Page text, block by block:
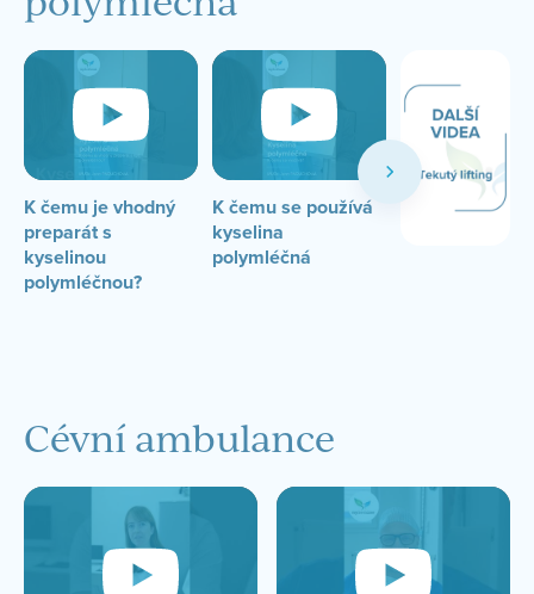
K čemu je vhodný
preparát s
kyselinou
polymléčnou?
K čemu se používá
kyselina
polymléčná
Umí kyselina
Cévní ambulance